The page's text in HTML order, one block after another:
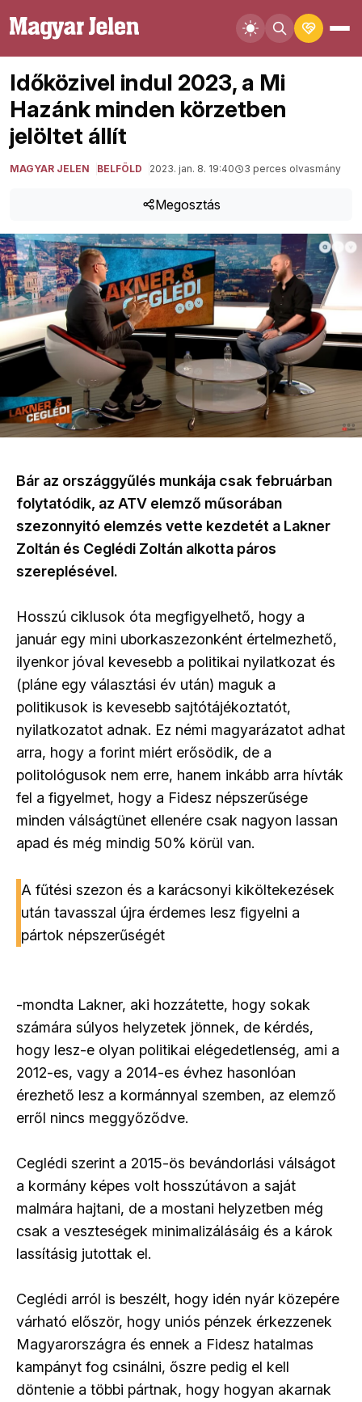
Időközivel indul 2023, a Mi
Hazánk minden körzetben
jelöltet állít
MAGYAR JELEN BELFÖLD 2023. jan. 8. 19:40 3 perces olvasmány
Megosztás
Bár az országgyűlés munkája csak februárban
folytatódik, az ATV elemző műsorában
szezonnyitó elemzés vette kezdetét a Lakner
Zoltán és Ceglédi Zoltán alkotta páros
szereplésével.
Hosszú ciklusok óta megfigyelhető, hogy a
január egy mini uborkaszezonként értelmezhető,
ilyenkor jóval kevesebb a politikai nyilatkozat és
(pláne egy választási év után) maguk a
politikusok is kevesebb sajtótájékoztatót,
nyilatkozatot adnak. Ez némi magyarázatot adhat
arra, hogy a forint miért erősödik, de a
politológusok nem erre, hanem inkább arra hívták
fel a figyelmet, hogy a Fidesz népszerűsége
minden válságtünet ellenére csak nagyon lassan
apad és még mindig 50% körül van.
A fűtési szezon és a karácsonyi kiköltekezések
után tavasszal újra érdemes lesz figyelni a
pártok népszerűségét
-mondta Lakner, aki hozzátette, hogy sokak
számára súlyos helyzetek jönnek, de kérdés,
hogy lesz-e olyan politikai elégedetlenség, ami a
2012-es, vagy a 2014-es évhez hasonlóan
érezhető lesz a kormánnyal szemben, az elemző
erről nincs meggyőződve.
Ceglédi szerint a 2015-ös bevándorlási válságot
a kormány képes volt hosszútávon a saját
malmára hajtani, de a mostani helyzetben még
csak a veszteségek minimalizálásáig és a károk
lassításig jutottak el.
Ceglédi arról is beszélt, hogy idén nyár közepére
várható először, hogy uniós pénzek érkezzenek
Magyarországra és ennek a Fidesz hatalmas
kampányt fog csinálni, őszre pedig el kell
döntenie a többi pártnak, hogy hogyan akarnak